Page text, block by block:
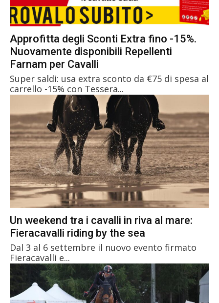
Approfitta degli Sconti Extra fino -15%.
Nuovamente disponibili Repellenti
Farnam per Cavalli
Super saldi: usa extra sconto da €75 di spesa al
carrello -15% con Tessera...
Un weekend tra i cavalli in riva al mare:
Fieracavalli riding by the sea
Dal 3 al 6 settembre il nuovo evento firmato
Fieracavalli e...